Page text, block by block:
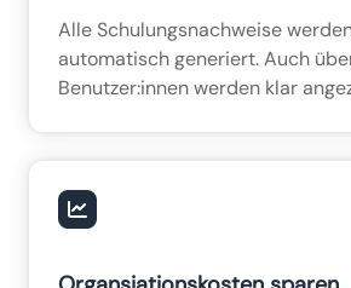
Alle Schulungsnachweise
automatisch generiert. Auch
Benutzer:innen werden klar